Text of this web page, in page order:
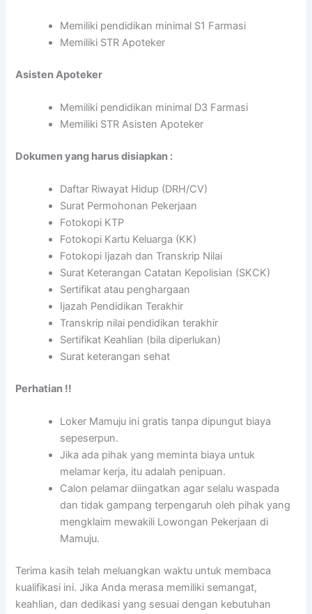
Memiliki pendidikan minimal S1 Farmasi
Memiliki STR Apoteker
Asisten Apoteker
Memiliki pendidikan minimal D3 Farmasi
Memiliki STR Asisten Apoteker
Dokumen yang harus disiapkan :
Daftar Riwayat Hidup (DRH/CV)
Surat Permohonan Pekerjaan
Fotokopi KTP
Fotokopi Kartu Keluarga (KK)
Fotokopi Ijazah dan Transkrip Nilai
Surat Keterangan Catatan Kepolisian (SKCK)
Sertifikat atau penghargaan
Ijazah Pendidikan Terakhir
Transkrip nilai pendidikan terakhir
Sertifikat Keahlian (bila diperlukan)
Surat keterangan sehat
Perhatian !!
Loker Mamuju ini gratis tanpa dipungut biaya
sepeserpun.
Jika ada pihak yang meminta biaya untuk
melamar kerja, itu adalah penipuan.
Calon pelamar diingatkan agar selalu waspada
dan tidak gampang terpengaruh oleh pihak yang
mengklaim mewakili Lowongan Pekerjaan di
Mamuju.
Terima kasih telah meluangkan waktu untuk membaca
kualifikasi ini. Jika Anda merasa memiliki semangat,
keahlian, dan dedikasi yang sesuai dengan kebutuhan